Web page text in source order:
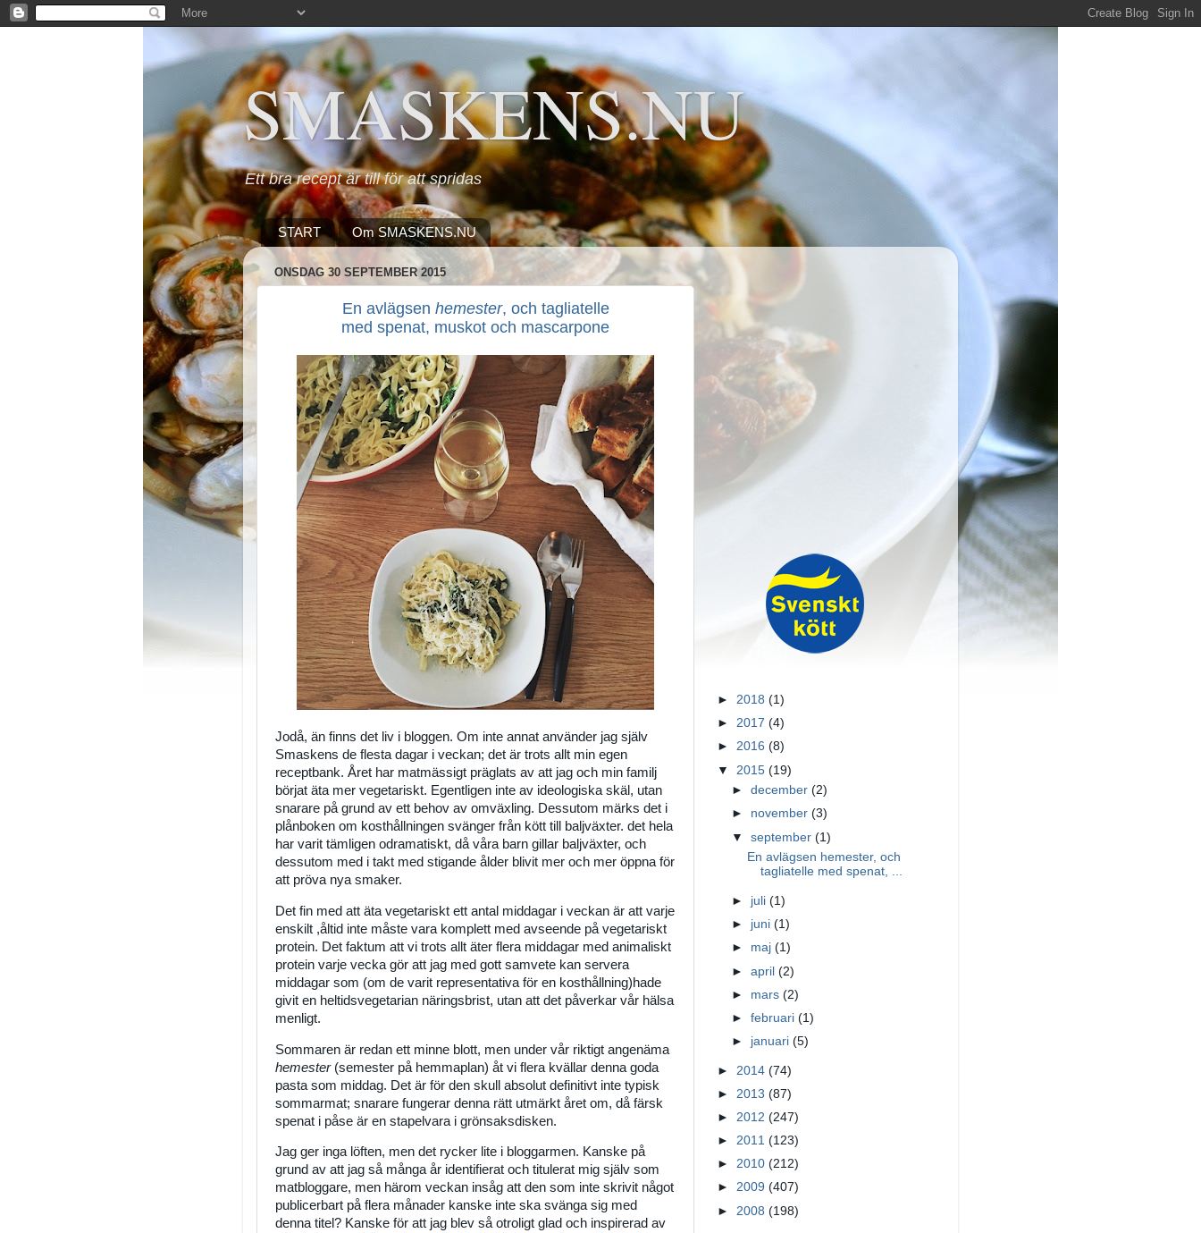
SMASKENS.NU
Ett bra recept är till för att spridas
START Om SMASKENS.NU
ONSDAG 30 SEPTEMBER 2015
En avlägsen hemester, och tagliatelle
med spenat, muskot och mascarpone
Jodå, än finns det liv i bloggen. Om inte annat använder jag själv
Smaskens de flesta dagar i veckan; det är trots allt min egen
receptbank. Året har matmässigt präglats av att jag och min familj
börjat äta mer vegetariskt. Egentligen inte av ideologiska skäl, utan
snarare på grund av ett behov av omväxling. Dessutom märks det i
plånboken om kosthållningen svänger från kött till baljväxter. det hela
har varit tämligen odramatiskt, då våra barn gillar baljväxter, och
dessutom med i takt med stigande ålder blivit mer och mer öppna för
att pröva nya smaker.
Det fin med att äta vegetariskt ett antal middagar i veckan är att varje
enskilt ,åltid inte måste vara komplett med avseende på vegetariskt
protein. Det faktum att vi trots allt äter flera middagar med animaliskt
protein varje vecka gör att jag med gott samvete kan servera
middagar som (om de varit representativa för en kosthållning)hade
givit en heltidsvegetarian näringsbrist, utan att det påverkar vår hälsa
menligt.
Sommaren är redan ett minne blott, men under vår riktigt angenäma
hemester(semester på hemmaplan) åt vi flera kvällar denna goda
pasta som middag. Det är för den skull absolut definitivt inte typisk
sommarmat; snarare fungerar denna rätt utmärkt året om, då färsk
spenat i påse är en stapelvara i grönsaksdisken.
Jag ger inga löften, men det rycker lite i bloggarmen. Kanske på
grund av att jag så många år identifierat och titulerat mig själv som
matbloggare, men härom veckan insåg att den som inte skrivit något
publicerbart på flera månader kanske inte ska svänga sig med
denna titel? Kanske för att jag blev så otroligt glad och inspirerad av
► 2018 (1)
► 2017 (4)
► 2016 (8)
▼ 2015 (19)
►december(2)
► november(3)
▼september(1)
En avlägsen hemester, och
tagliatelle med spenat, ...
► juli(1)
► juni(1)
► maj(1)
►april(2)
► mars(2)
►februari(1)
► januari(5)
► 2014 (74)
► 2013 (87)
► 2012 (247)
► 2011 (123)
► 2010 (212)
► 2009 (407)
► 2008 (198)